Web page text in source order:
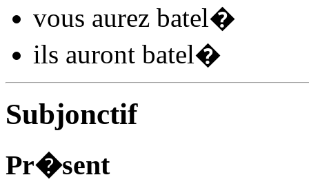
vous aurez batel�
ils auront batel�
Subjonctif
Pr�sent